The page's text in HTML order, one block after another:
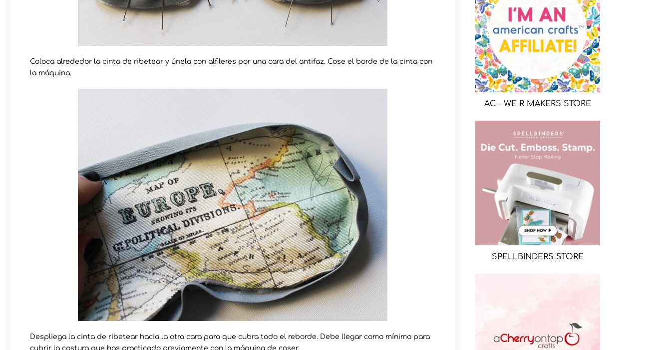
Coloca alrededor la cinta de ribetear y únela con alfileres por una cara del antifaz. Cose el borde de la cinta con
la máquina.
Despliega la cinta de ribetear hacia la otra cara para que cubra todo el reborde. Debe llegar como mínimo para
cubrir la costura que has practicado previamente con la máquina de coser.
AC - WE R MAKERS STORE
SPELLBINDERS STORE